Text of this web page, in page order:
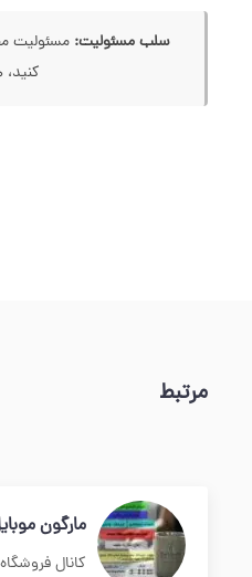
سلب مسئولیت: مسئولیت
مرتبط
مارگون
کانال فروشگاه